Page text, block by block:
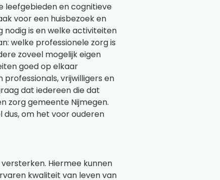
leefgebieden en cognitieve
voor een huisbezoek en
is en welke activiteiten
welke professionele zorg is
zoveel mogelijk eigen
goed op elkaar
vrijwilligers en
dat iedereen die dat
zorg gemeente Nijmegen.
dus, om het voor ouderen
Hiermee kunnen
kwaliteit van leven van